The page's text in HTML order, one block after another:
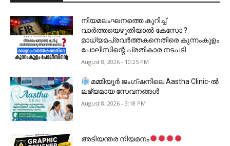
നിയമലംഘനത്തെ കുറിച്ച്
വാർത്തയെഴുതിയാൽ കേസോ ?
മാധ്യമപ്രവർത്തകനെതിരെ കുന്നംകുളം
പോലീസിന്റെ പ്രതികാര നടപടി
August 8, 2026 - 10:25 PM
മമ്മിയൂർ ജംഗ്ഷനിലെ Aastha Clinic-ൽ
ലഭ്യമായ സേവനങ്ങൾ
August 8, 2026 - 3:18 PM
അടിയന്തര നിയമനം